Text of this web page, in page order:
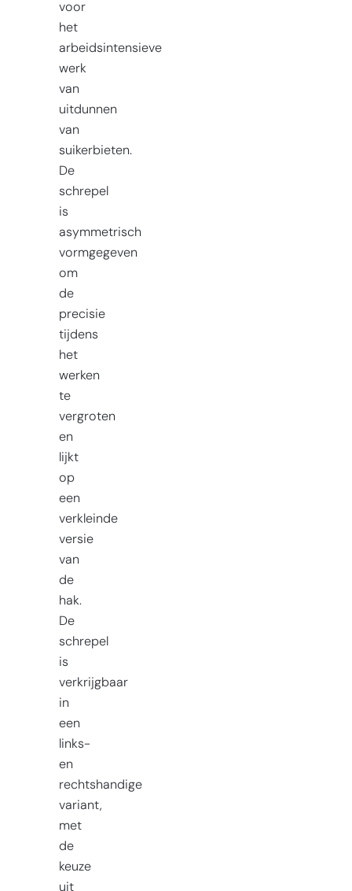
voor
het
arbeidsintensieve
werk
van
uitdunnen
van
suikerbieten.
De
schrepel
is
asymmetrisch
vormgegeven
om
de
precisie
tijdens
het
werken
te
vergroten
en
lijkt
op
een
verkleinde
versie
van
de
hak.
De
schrepel
is
verkrijgbaar
in
een
links-
en
rechtshandige
variant,
met
de
keuze
uit